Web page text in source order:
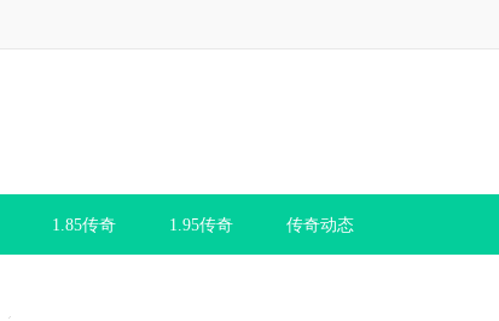
1.85传奇 1.95传奇 传奇动态